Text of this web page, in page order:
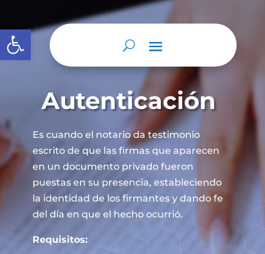
Abrir barra de herramientas
Autenticación
Es cuando el notario da testimonio
escrito de que las firmas que aparecen
en un documento privado fueron
puestas en su presencia, estableciendo
la identidad de los firmantes y dando fe
del día en que el hecho ocurrió.
Requisitos: